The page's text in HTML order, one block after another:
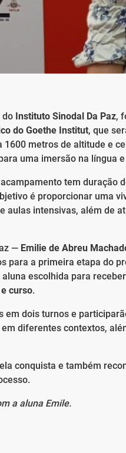
do Instituto Sinodal Da Paz,
do Goethe Institut, que
1600 metros de altitude e
uma imersão na língua
tem duração
é proporcionar uma
aulas intensivas, além de
— Emilie de Abreu
para a primeira etapa do
escolhida para
curso.
em dois turnos e
diferentes contextos,
conquista e também
a aluna Emile.